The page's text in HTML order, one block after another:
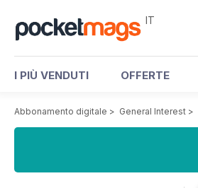
IT
I PIÙ VENDUTI OFFERTE
Abbonamento digitale > General Interest >